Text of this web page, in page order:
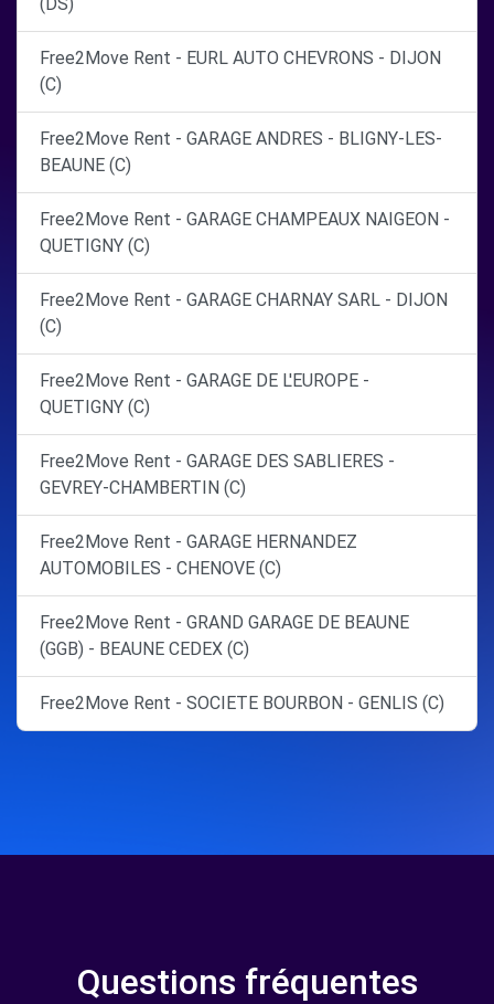
Free2Move Rent - EURL AUTO CHEVRONS - DIJON
(C)
Free2Move Rent - GARAGE ANDRES - BLIGNY-LES-
BEAUNE (C)
Free2Move Rent - GARAGE CHAMPEAUX NAIGEON -
QUETIGNY (C)
Free2Move Rent - GARAGE CHARNAY SARL - DIJON
(C)
Free2Move Rent - GARAGE DE L'EUROPE -
QUETIGNY (C)
Free2Move Rent - GARAGE DES SABLIERES -
GEVREY-CHAMBERTIN (C)
Free2Move Rent - GARAGE HERNANDEZ
AUTOMOBILES - CHENOVE (C)
Free2Move Rent - GRAND GARAGE DE BEAUNE
(GGB) - BEAUNE CEDEX (C)
Free2Move Rent - SOCIETE BOURBON - GENLIS (C)
Questions fréquentes